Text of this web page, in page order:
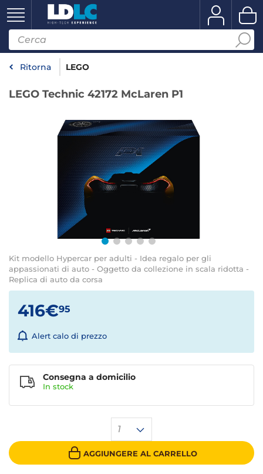
Ritorna LEGO
LEGO Technic 42172 McLaren P1
Kit modello Hypercar per adulti - Idea regalo per gli
appassionati di auto - Oggetto da collezione in scala ridotta -
Replica di auto da corsa
416€95
Alert calo di prezzo
1
AGGIUNGERE AL CARRELLO
Consegna a domicilio
In stock